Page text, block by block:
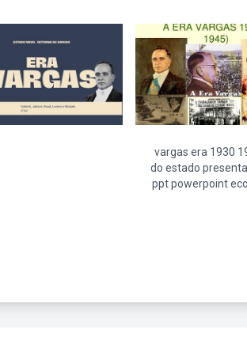
vargas era 1930
do estado
ppt powerpoint